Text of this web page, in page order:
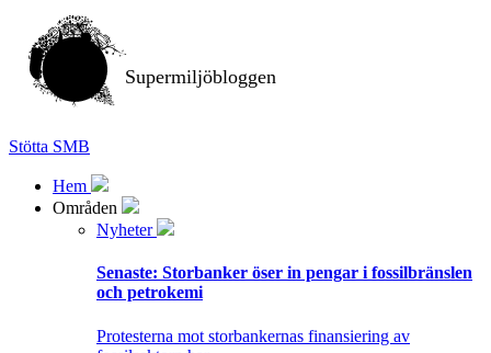
Supermiljöbloggen
Stötta SMB
Hem
Områden
Nyheter
Senaste: Storbanker öser in pengar i fossilbränslen
och petrokemi
Protesterna mot storbankernas finansiering av